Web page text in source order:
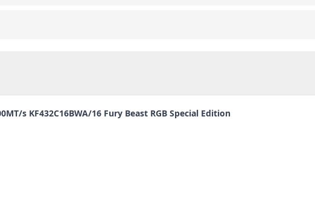
s KF432C16BWA/16 Fury Beast RGB Special Edition